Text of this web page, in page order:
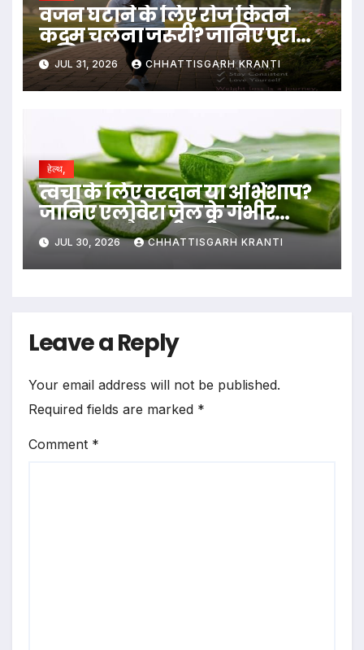
वजन घटाने के लिए रोज कितने
कदम चलना जरूरी? जानिए पूरा
गणित
JUL 31, 2026 CHHATTISGARH KRANTI
हेल्थ,
त्वचा के लिए वरदान या अभिशाप?
जानिए एलोवेरा जेल के गंभीर
नुकसान और सही तरीका….
JUL 30, 2026 CHHATTISGARH KRANTI
Leave a Reply
Your email address will not be published.
Required fields are marked *
Comment *